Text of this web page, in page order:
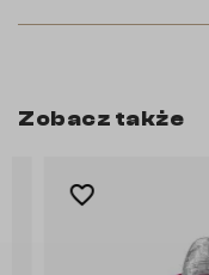
Zobacz także
favorite_border